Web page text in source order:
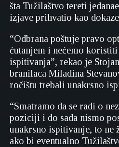
šta Tužilaštvo tereti
izjave prihvatio kao
“Odbrana poštuje pravo
ćutanjem i nećemo
ispitivanja”, rekao je
branilaca Miladina
ročištu trebali unakrsno
“Smatramo da se radi o
poziciji i do sada nismo
unakrsno ispitivanje, to ne
ako bi eventualno